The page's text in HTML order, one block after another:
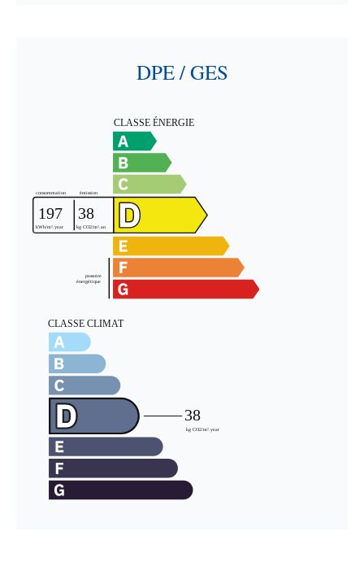
DPE / GES